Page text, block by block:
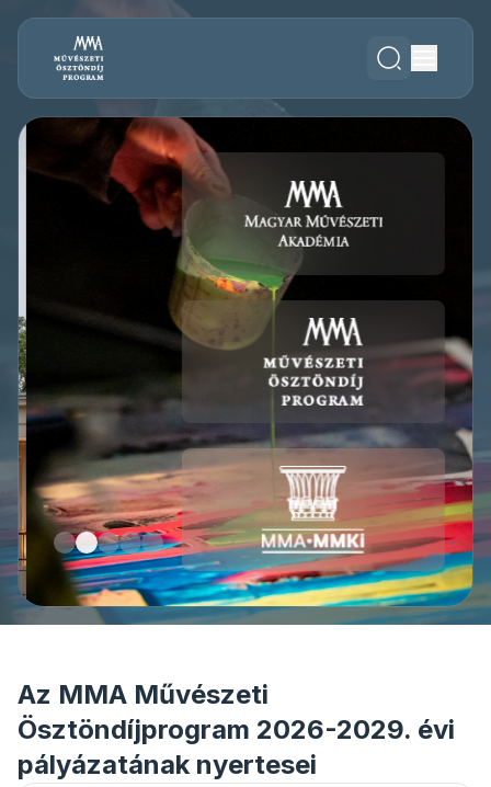
Az MMA Művészeti
Ösztöndíjprogram 2026-2029. évi
pályázatának nyertesei